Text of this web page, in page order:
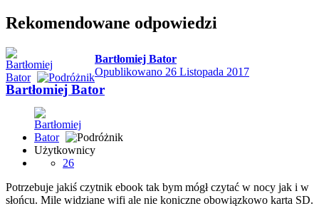
Rekomendowane odpowiedzi
Bartłomiej Bator
Opublikowano 26 Listopada 2017
Bartłomiej Bator
Użytkownicy
26
Potrzebuje jakiś czytnik ebook tak bym mógł czytać w nocy jak i w
słońcu. Mile widziane wifi ale nie koniczne obowiązkowo karta SD.